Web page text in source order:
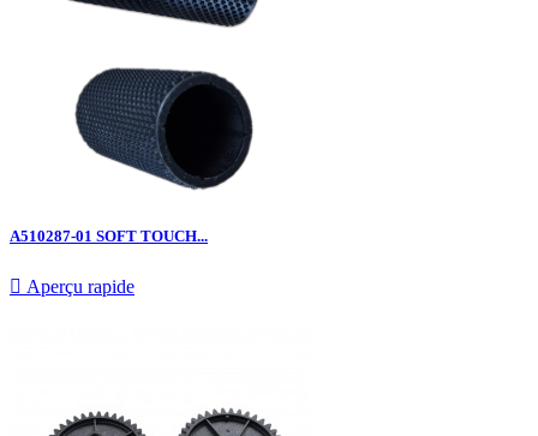
A510287-01 SOFT TOUCH...
 Aperçu rapide